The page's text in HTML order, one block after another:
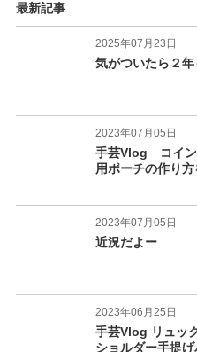
最新記事
2025年07月23日
気がついたら２年
2023年07月05日
手芸Vlog コイン
用ポーチの作り
2023年07月05日
近況だよー
2023年06月25日
手芸Vlog リュッ
ショルダー手提